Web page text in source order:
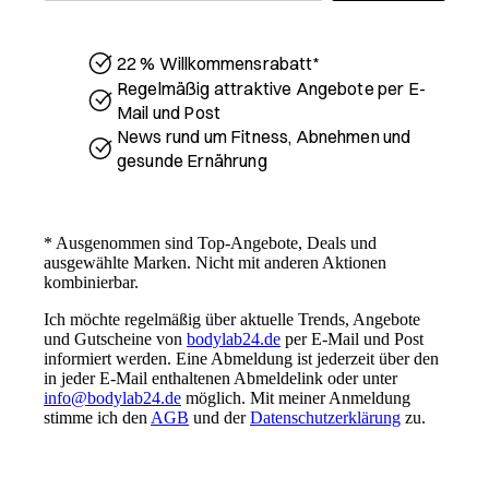
22 % Willkommensrabatt*
Regelmäßig attraktive Angebote per E-
Mail und Post
News rund um Fitness, Abnehmen und
gesunde Ernährung
* Ausgenommen sind Top-Angebote, Deals und
ausgewählte Marken. Nicht mit anderen Aktionen
kombinierbar.
Ich möchte regelmäßig über aktuelle Trends, Angebote
und Gutscheine von bodylab24.de per E-Mail und Post
informiert werden. Eine Abmeldung ist jederzeit über den
in jeder E-Mail enthaltenen Abmeldelink oder unter
info@bodylab24.de möglich. Mit meiner Anmeldung
stimme ich den AGB und derDatenschutzerklärung zu.
UNSER VERSPRECHEN:
BESTE QUALITÄT ZU
FAIREN PREISEN
Folge uns